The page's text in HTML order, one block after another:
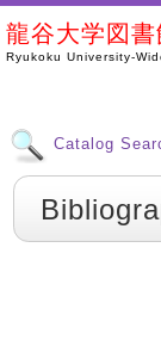
龍谷大学図
Ryukoku University-
Catalog